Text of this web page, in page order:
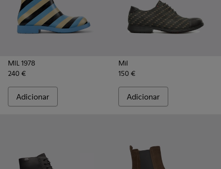
MIL 1978
240 €
Adicionar
Mil
150 €
Adicionar